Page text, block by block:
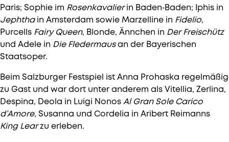
Paris; Sophie im Rosenkavalierin Baden‑Baden; Iphis in
Jephthain Amsterdam sowie Marzelline in Fidelio,
Purcells Fairy Queen, Blonde, Ännchen in Der Freischütz
und Adele in Die Fledermausan der Bayerischen
Staatsoper.
Beim Salzburger Festspiel ist Anna Prohaska regelmäßig
zu Gast und war dort unter anderem als Vitellia, Zerlina,
Despina, Deola in Luigi Nonos Al Gran Sole Carico
d’Amore, Susanna und Cordelia in Aribert Reimanns
King Learzu erleben.